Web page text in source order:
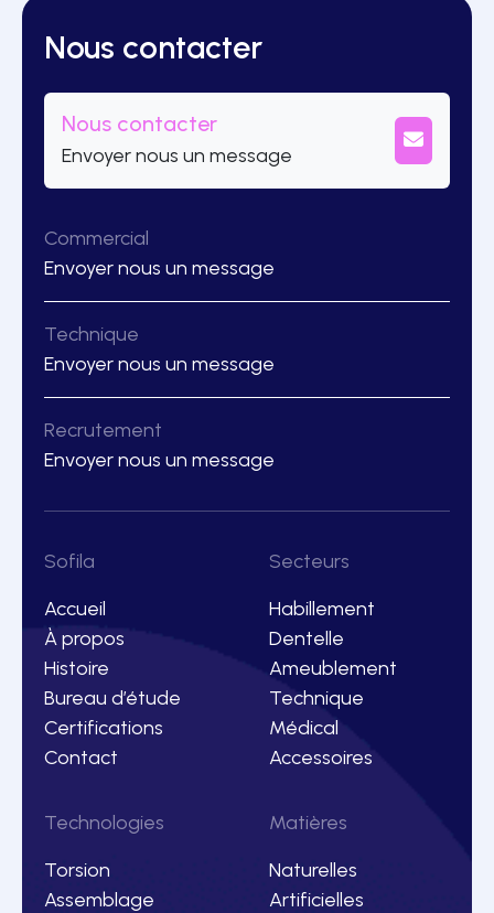
Nous contacter
Nous contacter
Envoyer nous un message
Commercial
Envoyer nous un message
Technique
Envoyer nous un message
Recrutement
Envoyer nous un message
Sofila
Accueil
À propos
Histoire
Bureau d’étude
Certifications
Contact
Secteurs
Habillement
Dentelle
Ameublement
Technique
Médical
Accessoires
Technologies
Torsion
Assemblage
Matières
Naturelles
Artificielles